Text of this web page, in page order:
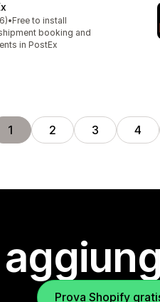
su 5
totali
•Free to install
booking and
in PostEx
1 2 3 4
Prova Shopify